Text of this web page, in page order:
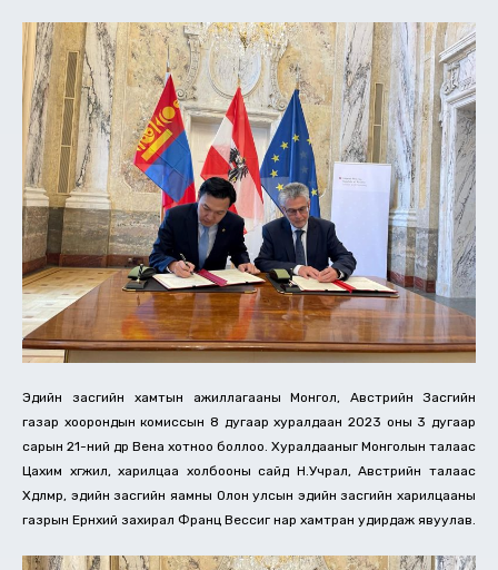
Эдийн засгийн хамтын ажиллагааны Монгол, Австрийн Засгийн
газар хоорондын комиссын 8 дугаар хуралдаан 2023 оны 3 дугаар
сарын 21-ний өдөр Вена хотноо боллоо. Хуралдааныг Монголын талаас
Цахим хөгжил, харилцаа холбооны сайд Н.Учрал, Австрийн талаас
Хөдөлмөр, эдийн засгийн яамны Олон улсын эдийн засгийн харилцааны
газрын Ерөнхий захирал Франц Вессиг нар хамтран удирдаж явуулав.